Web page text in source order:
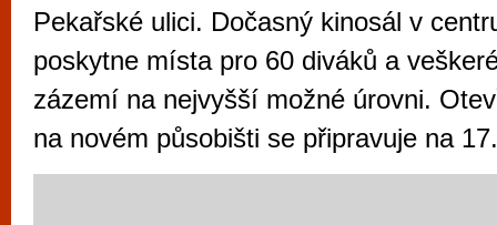
Pekařské ulici. Dočasný kinosál v
poskytne místa pro 60 diváků a
zázemí na nejvyšší možné úrovni.
na novém působišti se připravuje na
vyzkoušet různé kasinové hry. V
metropoli naleznete širokou nabídku her
po moderní automaty jak pro pravidelné
příležitostné hráče. V...